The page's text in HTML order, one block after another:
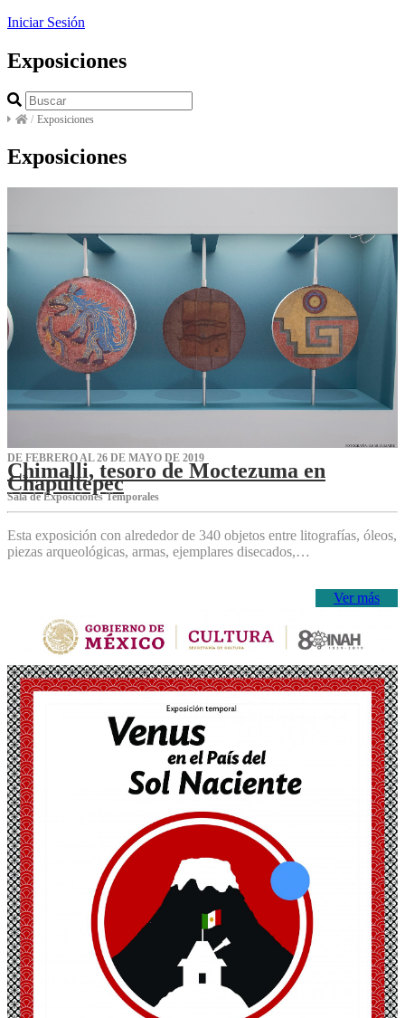
Iniciar Sesión
Exposiciones
/ Exposiciones
Exposiciones
DE FEBRERO AL 26 DE MAYO DE 2019
Chimalli, tesoro de Moctezuma en
Chapultepec
Sala de Exposiciones Temporales
Esta exposición con alrededor de 340 objetos entre litografías, óleos,
piezas arqueológicas, armas, ejemplares disecados,…
Ver más